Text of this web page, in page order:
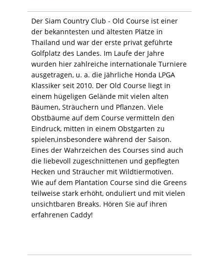
Der Siam Country Club - Old Course ist einer
der bekanntesten und ältesten Plätze in
Thailand und war der erste privat geführte
Golfplatz des Landes. Im Laufe der Jahre
wurden hier zahlreiche internationale Turniere
ausgetragen, u. a. die jährliche Honda LPGA
Klassiker seit 2010. Der Old Course liegt in
einem hügeligen Gelände mit vielen alten
Bäumen, Sträuchern und Pflanzen. Viele
Obstbäume auf dem Course vermitteln den
Eindruck, mitten in einem Obstgarten zu
spielen,insbesondere während der Saison.
Eines der Wahrzeichen des Courses sind auch
die liebevoll zugeschnittenen und gepflegten
Hecken und Sträucher mit Wildtiermotiven.
Wie auf dem Plantation Course sind die Greens
teilweise stark erhöht, onduliert und mit vielen
unsichtbaren Breaks. Hören Sie auf ihren
erfahrenen Caddy!